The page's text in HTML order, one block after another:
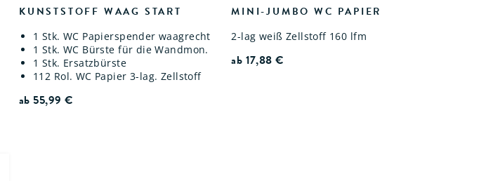
KUNSTSTOFF WAAG START
1 Stk. WC Papierspender waagrecht
1 Stk. WC Bürste für die Wandmon.
1 Stk. Ersatzbürste
112 Rol. WC Papier 3-lag. Zellstoff
ab55,99 €
MINI-JUMBO WC PAPIER
2-lag weiß Zellstoff 160 lfm
ab 17,88€